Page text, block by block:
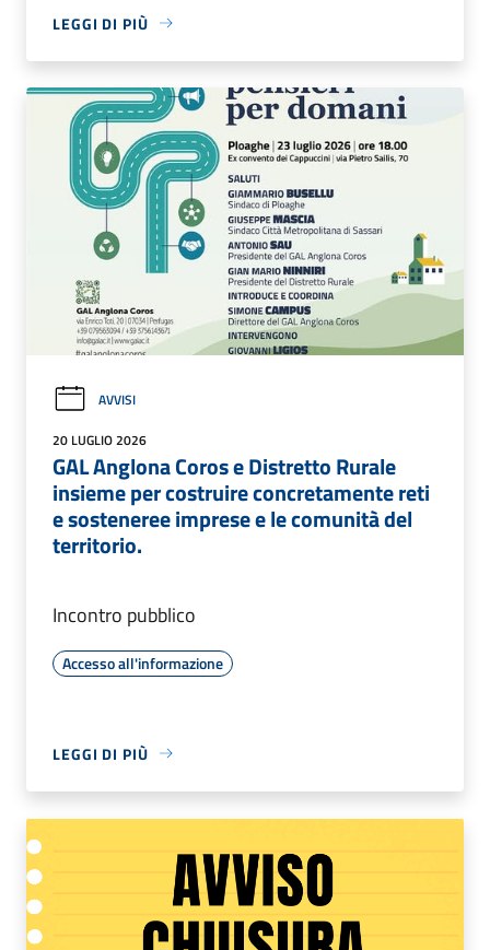
LEGGI DI PIÙ
AVVISI
20 LUGLIO 2026
GAL Anglona Coros e Distretto Rurale
insieme per costruire concretamente reti
e sosteneree imprese e le comunità del
territorio.
Incontro pubblico
Accesso all'informazione
LEGGI DI PIÙ